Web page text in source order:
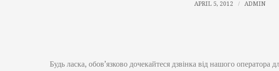
APRIL 5, 2012 ADMIN
Будь ласка, обов’язково дочекайтеся дзвінка від нашого оператора